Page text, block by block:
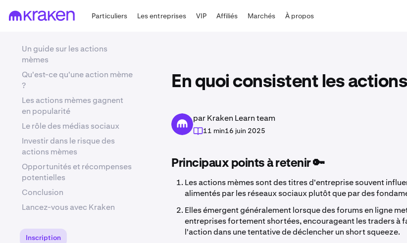
Particuliers Les entreprises VIP Affiliés Marchés À propos
En quoi consistent les
par Kraken Learn team
11 min16 juin 2025
Principaux points à retenir 🔑
Les actions mèmes sont des titres d'entreprise souvent
alimentés par les réseaux sociaux plutôt que par des
Elles émergent généralement lorsque des forums en ligne
entreprises fortement shortées, encourageant les traders à
l'action dans une tentative de déclencher un short squeeze.
Un guide sur les actions
mèmes
Qu'est-ce qu'une action mème
?
Les actions mèmes gagnent
en popularité
Le rôle des médias sociaux
Investir dans le risque des
actions mèmes
Opportunités et récompenses
potentielles
Conclusion
Lancez-vous avec Kraken
Inscription